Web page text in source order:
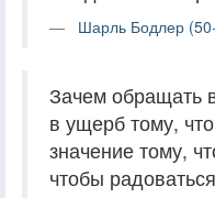
Шарль Бодлер
Зачем обращать
в ущерб тому,
значение тому,
чтобы